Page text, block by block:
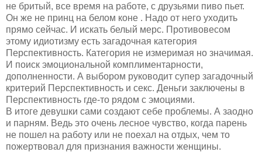
не бритый, все время на работе, с друзьями пиво пьет.
Он же не принц на белом коне . Надо от него уходить
прямо сейчас. И искать белый мерс. Противовесом
этому идиотизму есть загадочная категория
Перспективность. Категория не измеримая но значимая.
И поиск эмоциональной комплиментарности,
дополненности. А выбором руководит супер загадочный
критерий Перспективность и секс. Деньги заключены в
Перспективность где-то рядом с эмоциями.
В итоге девушки сами создают себе проблемы. А заодно
и парням. Ведь это очень лесное чувство, когда парень
не пошел на работу или не поехал на отдых, чем то
пожертвовал для признания важности женщины.